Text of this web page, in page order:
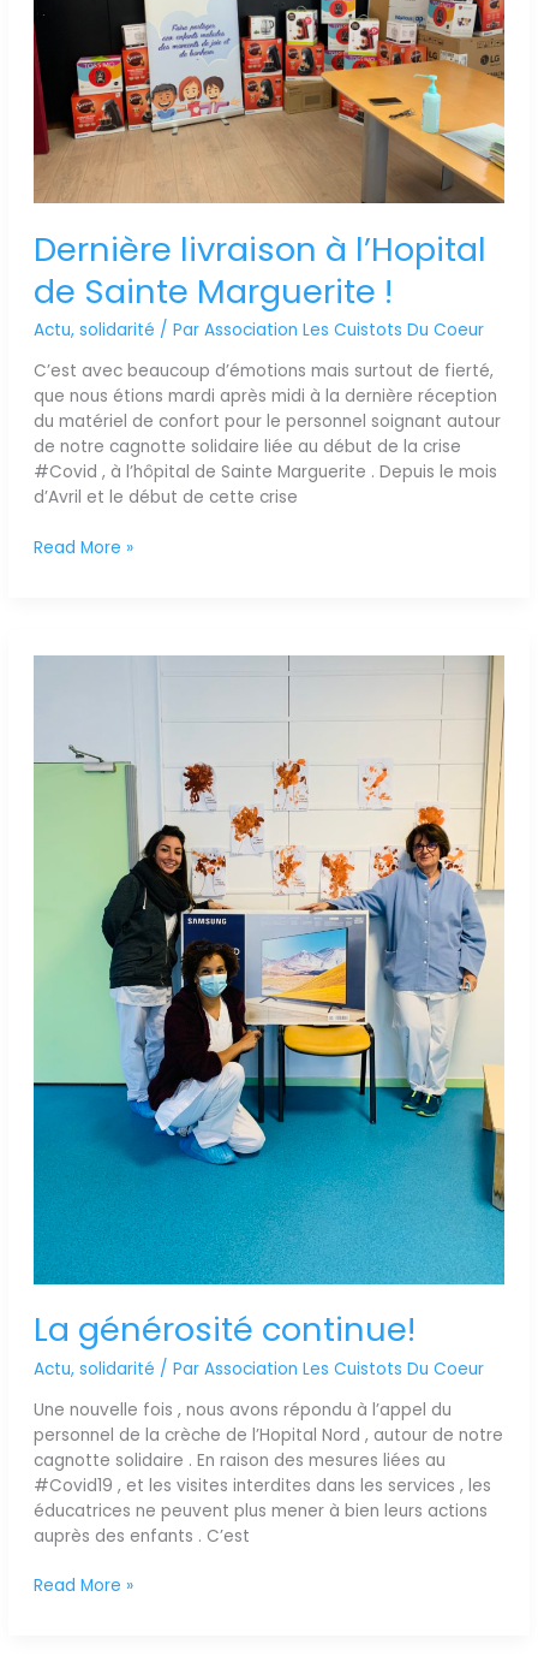
Dernière livraison à l’Hopital
de Sainte Marguerite !
Actu, solidarité / Par Association Les Cuistots Du Coeur
C’est avec beaucoup d’émotions mais surtout de fierté,
que nous étions mardi après midi à la dernière réception
du matériel de confort pour le personnel soignant autour
de notre cagnotte solidaire liée au début de la crise
#Covid , à l’hôpital de Sainte Marguerite . Depuis le mois
d’Avril et le début de cette crise
Marguerite
!
Read More »
La générosité continue!
Actu, solidarité / Par Association Les Cuistots Du Coeur
Une nouvelle fois , nous avons répondu à l’appel du
personnel de la crèche de l’Hopital Nord , autour de notre
cagnotte solidaire . En raison des mesures liées au
#Covid19 , et les visites interdites dans les services , les
éducatrices ne peuvent plus mener à bien leurs actions
auprès des enfants . C’est
Read More »